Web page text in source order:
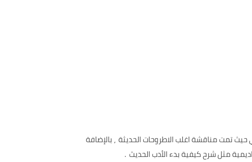
تمت مناقشة اغلب الاطروحات الحديثة ، بالإضافة
مثل شرح كيفية بدء الأدب الحديث .